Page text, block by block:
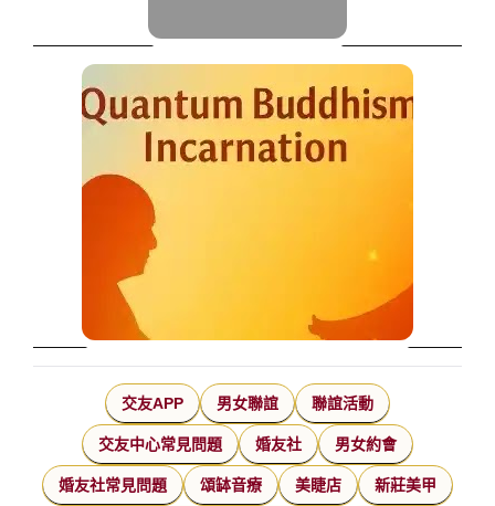
交友APP 男女聯誼 聯誼活動
交友中心常見問題 婚友社 男女約會
婚友社常見問題 頌缽音療 美睫店 新莊美甲